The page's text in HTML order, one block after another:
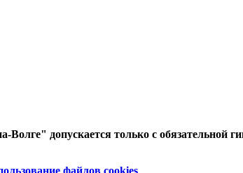
допускается только с обязательной
файлов cookies